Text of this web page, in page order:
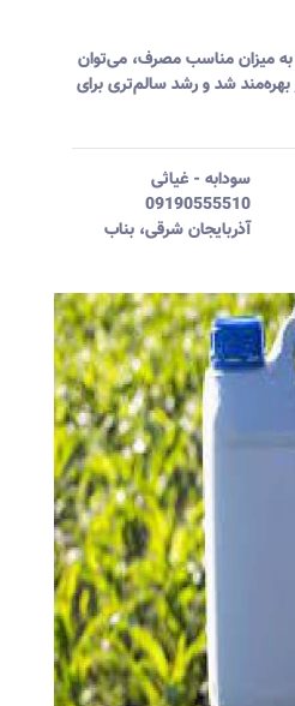
به میزان مناسب مصرف، می‌توان
بهره‌مند شد و رشد سالم‌تری برای
سودابه - غیاثی
09190555510
آذربایجان شرقی، بناب